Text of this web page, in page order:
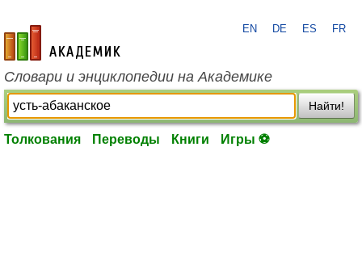
academic.ru
EN DE ES FR
Словари и энциклопедии на Академике
Найти!
Толкования Переводы Книги Игры ⚽